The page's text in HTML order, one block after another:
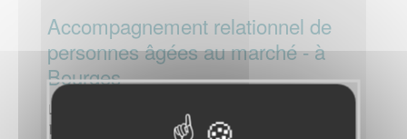
Accompagnement relationnel de
personnes âgées au marché - à
Bourges
Lieu :
BOURGES (18000)
Visites en établissement